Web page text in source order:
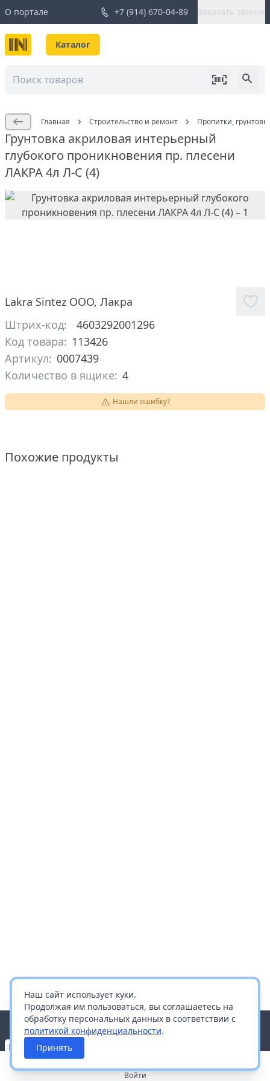
О портале +7 (914) 670-04-89 Заказать звонок
Каталог
Главная Строительство и ремонт Пропитки,
Грунтовка акриловая интерьерный
глубокого проникновения пр. плесени
ЛАКРА 4л Л-С (4)
Lakra Sintez ООО, Лакра
Штрих-код:
4603292001296
Код товара: 113426
Артикул: 0007439
Количество в ящике: 4
Нашли ошибку?
Похожие продукты
Наш сайт использует куки.
Продолжая им пользоваться, вы соглашаетесь на
обработку персональных данных в соответствии с
политикой конфиденциальности.
Принять
Войти